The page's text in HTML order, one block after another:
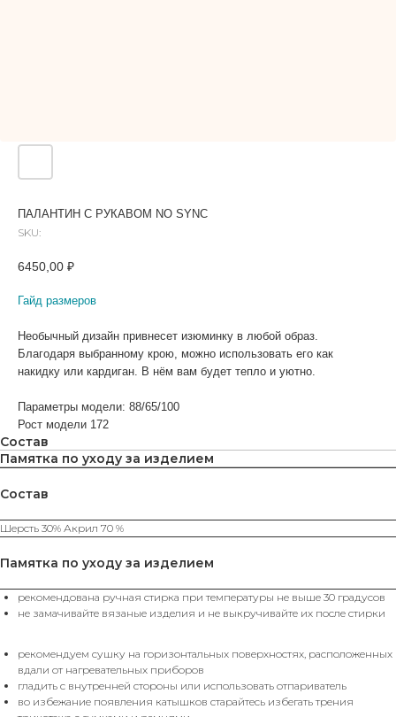
ПАЛАНТИН С РУКАВОМ NO SYNC
SKU:
6450,00 ₽
Гайд размеров
Необычный дизайн привнесет изюминку в любой образ.
Благодаря выбранному крою, можно использовать его как
накидку или кардиган. В нём вам будет тепло и уютно.
Параметры модели: 88/65/100
Рост модели 172
Состав
Памятка по уходу за изделием
Состав
Шерсть 30% Акрил 70 %
Памятка по уходу за изделием
рекомендована ручная стирка при температуры не выше 30 градусов
не замачивайте вязаные изделия и не выкручивайте их после стирки
рекомендуем сушку на горизонтальных поверхностях, расположенных
вдали от нагревательных приборов
гладить с внутренней стороны или использовать отпариватель
во избежание появления катышков старайтесь избегать трения
КАТЕГОРИИ
ПРОДАЖ
Футболки Поло
Платья
Жилеты Брюки Свитеры
КАТАЛОГ